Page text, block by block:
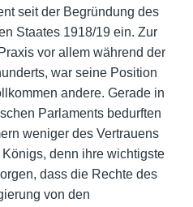
seit der Begründung des
Staates 1918/19 ein. Zur
vor allem während der
war seine Position
andere. Gerade in
Parlaments bedurften
weniger des Vertrauens
denn ihre wichtigste
dass die Rechte des
von den